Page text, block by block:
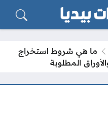
ما هي شروط استخراج
المطلوبة